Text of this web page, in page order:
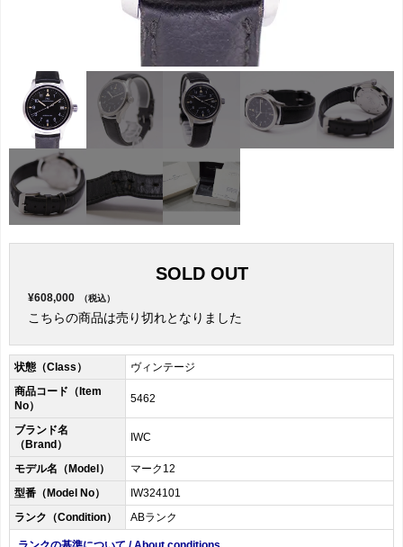
SOLD OUT
¥608,000 （税込）
こちらの商品は売り切れとなりました
状態（Class）
ヴィンテージ
商品コード（Item
No）
5462
ブランド名
（Brand）
IWC
モデル名（Model）
マーク12
型番（Model No）
IW324101
ランク（Condition）
ABランク